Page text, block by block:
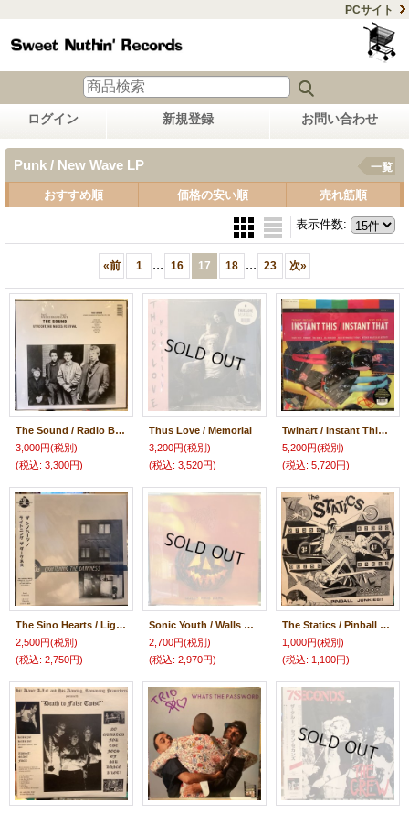
PCサイト
ログイン 新規登録 お問い合わせ
Punk / New Wave LP 一覧
おすすめ順 価格の安い順 売れ筋順
表示件数:
«前 1 ... 16 17 18 ... 23 次»
The Sound / Radio Broadcast Utrecht, No Nukes Festival (April 9th, 1982)
3,000円(税別)
(税込: 3,300円)
Thus Love / Memorial
3,200円(税別)
(税込: 3,520円)
Twinart / Instant This / Instant That
5,200円(税別)
(税込: 5,720円)
The Sino Hearts / Lightening The Darkness
2,500円(税別)
(税込: 2,750円)
Sonic Youth / Walls Have Ears
2,700円(税別)
(税込: 2,970円)
The Statics / Pinball Junkies!!
1,000円(税別)
(税込: 1,100円)